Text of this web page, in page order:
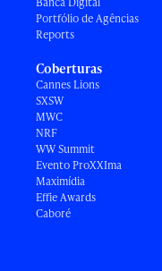
Portfólio de Agências
Reports
Coberturas
Cannes Lions
SXSW
MWC
NRF
WW Summit
Evento ProXXIma
Maximídia
Effie Awards
Caboré